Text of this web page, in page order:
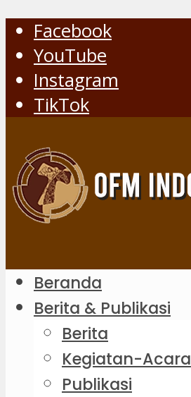
Facebook
YouTube
Instagram
TikTok
Beranda
Berita & Publikasi
Berita
Kegiatan-Acara
Publikasi